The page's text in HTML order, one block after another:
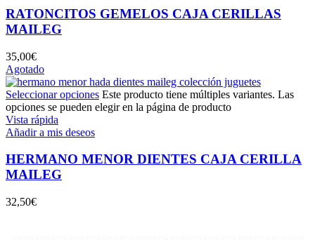
RATONCITOS GEMELOS CAJA CERILLAS
MAILEG
35,00€
Agotado
Seleccionar opciones Este producto tiene múltiples variantes. Las
opciones se pueden elegir en la página de producto
Vista rápida
Añadir a mis deseos
HERMANO MENOR DIENTES CAJA CERILLA
MAILEG
32,50€